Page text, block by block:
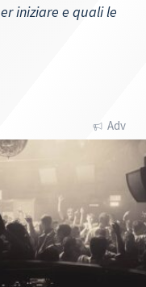
iniziare e quali le
Adv